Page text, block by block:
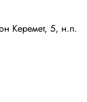
Керемет, 5, н.п.